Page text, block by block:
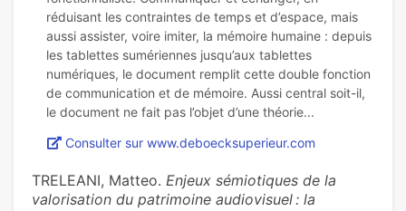
réduisant les contraintes de temps et d’espace, mais
aussi assister, voire imiter, la mémoire humaine : depuis
les tablettes sumériennes jusqu’aux tablettes
numériques, le document remplit cette double fonction
de communication et de mémoire. Aussi central soit-il,
Consulter sur www.deboecksuperieur.com
TRELEANI, Matteo. Enjeux sémiotiques de la
valorisation du patrimoine audiovisuel : la